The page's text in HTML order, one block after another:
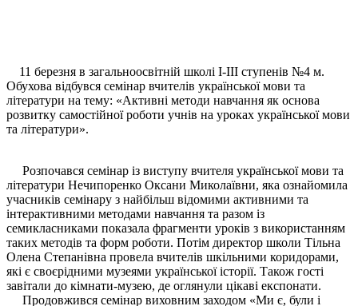
11 березня в загальноосвітній школі І-ІІІ ступенів №4 м.
Обухова відбувся семінар вчителів української мови та
літератури на тему: «Активні методи навчання як основа
розвитку самостійної роботи учнів на уроках української мови
та літератури».
Розпочався семінар із виступу вчителя української мови та
літератури Нечипоренко Оксани Миколаївни, яка ознайомила
учасників семінару з найбільш відомими активними та
інтерактивними методами навчання та разом із
семикласниками показала фрагменти уроків з використанням
таких методів та форм роботи. Потім директор школи Тільна
Олена Степанівна провела вчителів шкільними коридорами,
які є своєрідними музеями української історії. Також гості
завітали до кімнати-музею, де оглянули цікаві експонати.
Продовжився семінар виховним заходом «Ми є, були і